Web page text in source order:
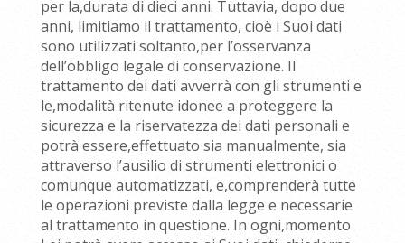
per la,durata di dieci anni. Tuttavia, dopo due
anni, limitiamo il trattamento, cioè i Suoi dati
sono utilizzati soltanto,per l’osservanza
dell’obbligo legale di conservazione. Il
trattamento dei dati avverrà con gli strumenti e
le,modalità ritenute idonee a proteggere la
sicurezza e la riservatezza dei dati personali e
potrà essere,effettuato sia manualmente, sia
attraverso l’ausilio di strumenti elettronici o
comunque automatizzati, e,comprenderà tutte
le operazioni previste dalla legge e necessarie
al trattamento in questione. In ogni,momento